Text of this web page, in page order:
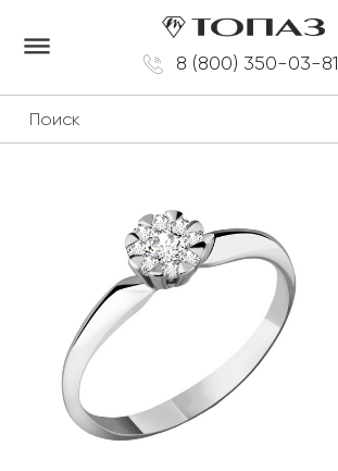
8 (800) 350-03-81
dehaze